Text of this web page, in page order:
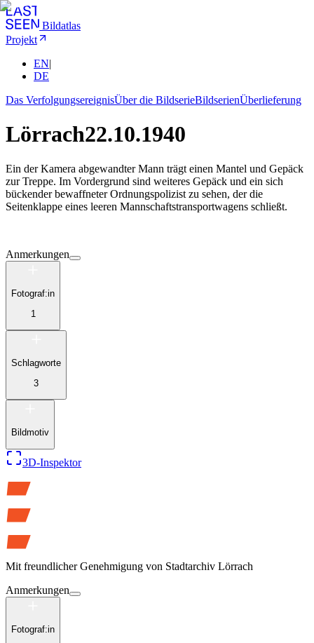
Bildatlas
Projekt
EN|
DE
Das VerfolgungsereignisÜber die BildserieBildserienÜberlieferung
Lörrach22.10.1940
Ein der Kamera abgewandter Mann trägt einen Mantel und Gepäck
zur Treppe. Im Vordergrund sind weiteres Gepäck und ein sich
bückender bewaffneter Ordnungspolizist zu sehen, der die
Seitenklappe eines leeren Mannschaftstransportwagens schließt.
Anmerkungen
Fotograf:in
1
Schlagworte
3
Bildmotiv
3D-Inspektor
Mit freundlicher Genehmigung von Stadtarchiv Lörrach
Anmerkungen
Fotograf:in